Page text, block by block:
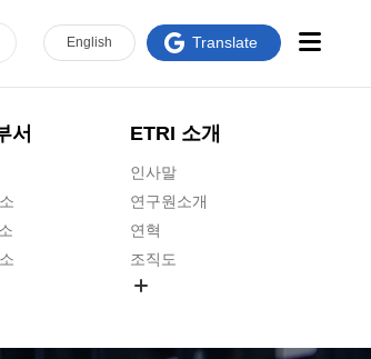
서 ETRI 소개
인사말
연구원소개
연혁
조직도
English Translate